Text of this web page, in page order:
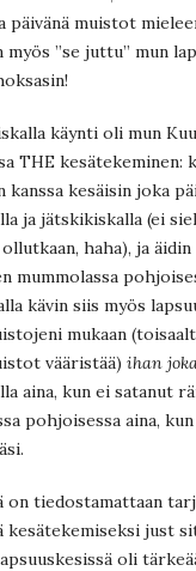
päivänä muistot
myös ”se juttu” mun
käynti oli mun
THE kesätekeminen:
kanssa kesäisin joka
ja jätskikiskalla (ei
haha), ja
mummolassa
kävin siis myös
mukaan
vääristää) ihan
aina, kun ei satanut
pohjoisessa aina, kun
on tiedostamattaan
kesätekemiseksi just
oli